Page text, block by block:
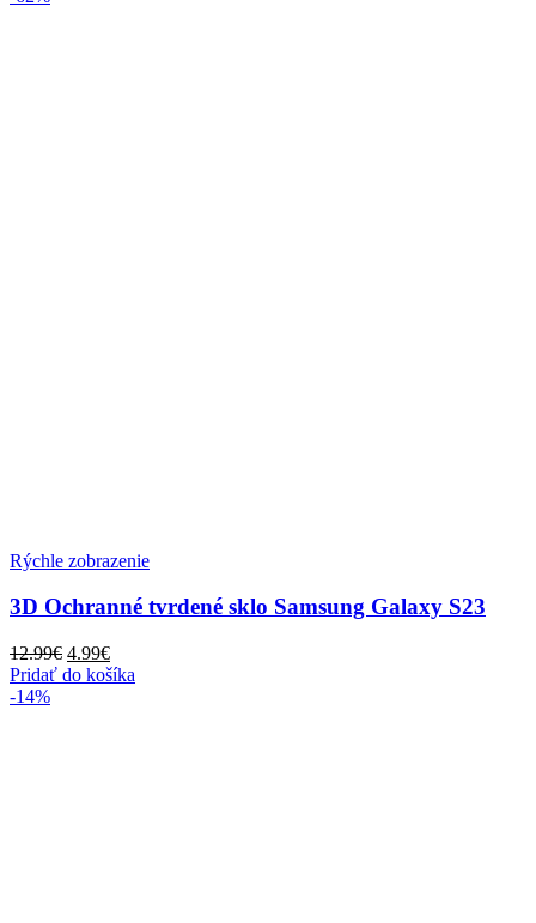
Rýchle zobrazenie
3D Ochranné tvrdené sklo Samsung Galaxy S23
12.99€ Pôvodná
cena
4.99€Aktuálna
cena
Pridať do košíka
-14%